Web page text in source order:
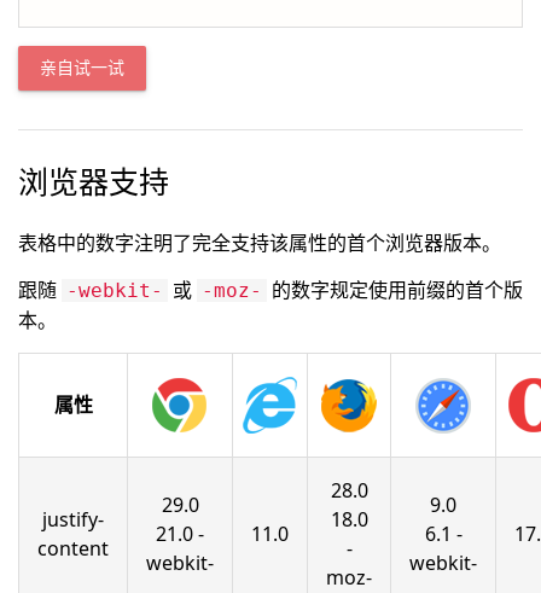
亲自试一试
浏览器支持
表格中的数字注明了完全支持该属性的首个浏览器版本。
跟随 -webkit- 或 -moz-
的数字规定使用前缀的首个版
本。
属性
justify-
content
29.0
21.0 -
webkit-
11.0
28.0
18.0
-
moz-
9.0
6.1 -
webkit-